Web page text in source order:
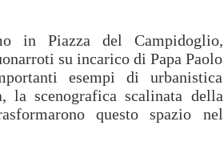
in Piazza del Campidoglio,
su incarico di Papa Paolo
esempi di urbanistica
la scenografica scalinata della
questo spazio nel